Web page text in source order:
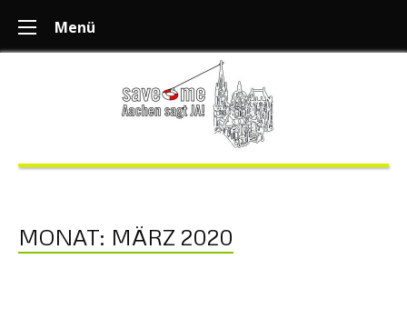
Menü
MONAT: MÄRZ 2020